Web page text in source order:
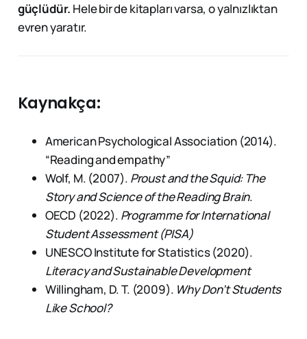
güçlüdür. Hele bir de kitapları varsa, o yalnızlıktan
evren yaratır.
Kaynakça:
American Psychological Association (2014).
“Reading and empathy”
Wolf, M. (2007). Proust and the Squid: The
Story and Science of the Reading Brain.
OECD (2022). Programme for International
Student Assessment (PISA)
UNESCO Institute for Statistics (2020).
Literacy and Sustainable Development
Willingham, D. T. (2009). Why Don’t Students
Like School?